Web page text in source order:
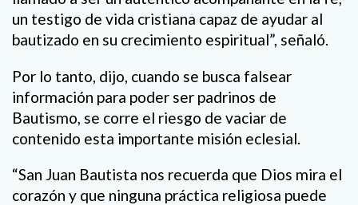
un testigo de vida cristiana capaz de ayudar al
bautizado en su crecimiento espiritual”, señaló.
Por lo tanto, dijo, cuando se busca falsear
información para poder ser padrinos de
Bautismo, se corre el riesgo de vaciar de
contenido esta importante misión eclesial.
“San Juan Bautista nos recuerda que Dios mira el
corazón y que ninguna práctica religiosa puede